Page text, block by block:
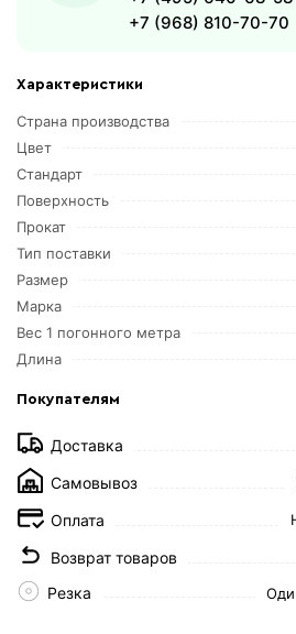
Характеристики
Страна производства
Цвет
Стандарт
Поверхность
Прокат
Тип поставки
Размер
Марка
Вес 1 погонного метра
Длина
Покупателям
Доставка
Самовывоз
Оплата
Возврат товаров
Резка
+7 (968) 810-70-70